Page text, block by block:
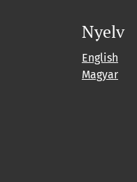
Nyelv
English
Magyar